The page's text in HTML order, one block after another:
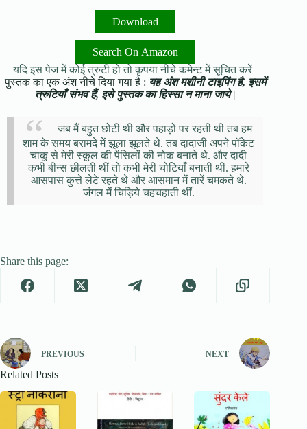
Download
Search On Amazon
यदि इस पेज में कोई त्रुटी हो तो कृपया नीचे कमेन्ट में सूचित करें |
पुस्तक का एक अंश नीचे दिया गया है : यह अंश मशीनी टाइपिंग है, इसमें
त्रुटियाँ संभव हैं, इसे पुस्तक का हिस्सा न माना जाये |
जब मैं बहुत छोटी थी और पहाड़ों पर रहती थी तब हम
शाम के समय बरामदे में झूला झूलते थे. तब दादाजी अपने पॉकेट
चाकू से मेरी स्कूल की पेंसिलों की नोक बनाते थे. और दादी
कभी बीन्स छीलती थीं तो कभी मेरी चोटियाँ बनाती थीं. हमारे
आसपास कुत्ते लेटे रहते थे और आसमान में तारें चमकते थे.
जंगल में चिड़िये चहचहाती थीं.
Share this page:
PREVIOUS NEXT
Related Posts